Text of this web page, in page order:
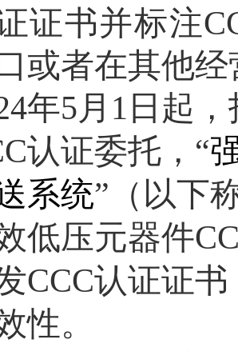
证书并标注
或者在其他
年5月 1 日起
认证委托，“
系统” （以下
低压元器件
CCC认证证
性。